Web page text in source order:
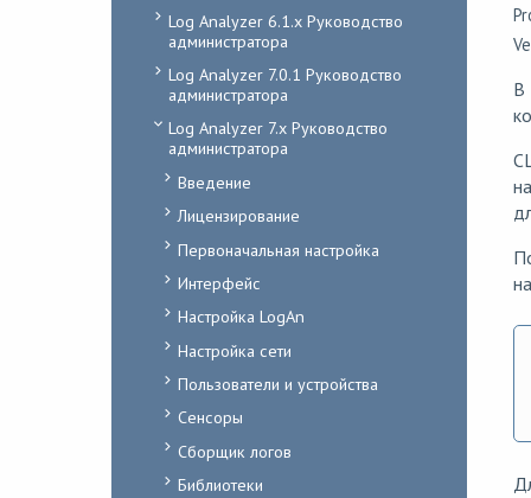
Log Analyzer 6.1.x Руководство
администратора
Log Analyzer 7.0.1 Руководство
администратора
Log Analyzer 7.x Руководство
администратора
Введение
Лицензирование
Первоначальная настройка
Интерфейс
Настройка LogAn
Настройка сети
Пользователи и устройства
Сенсоры
Сборщик логов
Библиотеки
В